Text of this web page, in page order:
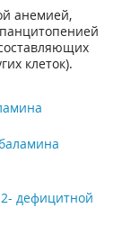
анемией,
клеток).
дефицитной